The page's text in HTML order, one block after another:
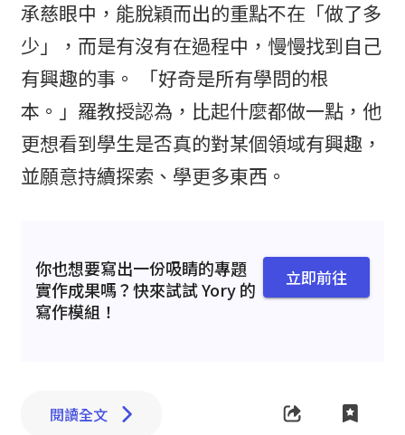
承慈眼中，能脫穎而出的重點不在「做了多
少」，而是有沒有在過程中，慢慢找到自己
有興趣的事。 「好奇是所有學問的根
本。」羅教授認為，比起什麼都做一點，他
更想看到學生是否真的對某個領域有興趣，
並願意持續探索、學更多東西。
你也想要寫出一份吸睛的專題
實作成果嗎？快來試試 Yory 的
寫作模組！
立即前往
閱讀全文